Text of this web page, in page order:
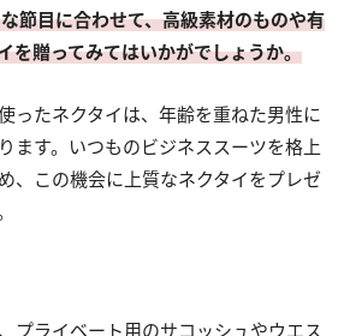
節目に合わせて、高級素材のものや有
を贈ってみてはいかがでしょうか。
ったネクタイは、年齢を重ねた男性に
ます。いつものビジネススーツを格上
、この機会に上質なネクタイをプレゼ
プライベート用のサコッシュやウエス